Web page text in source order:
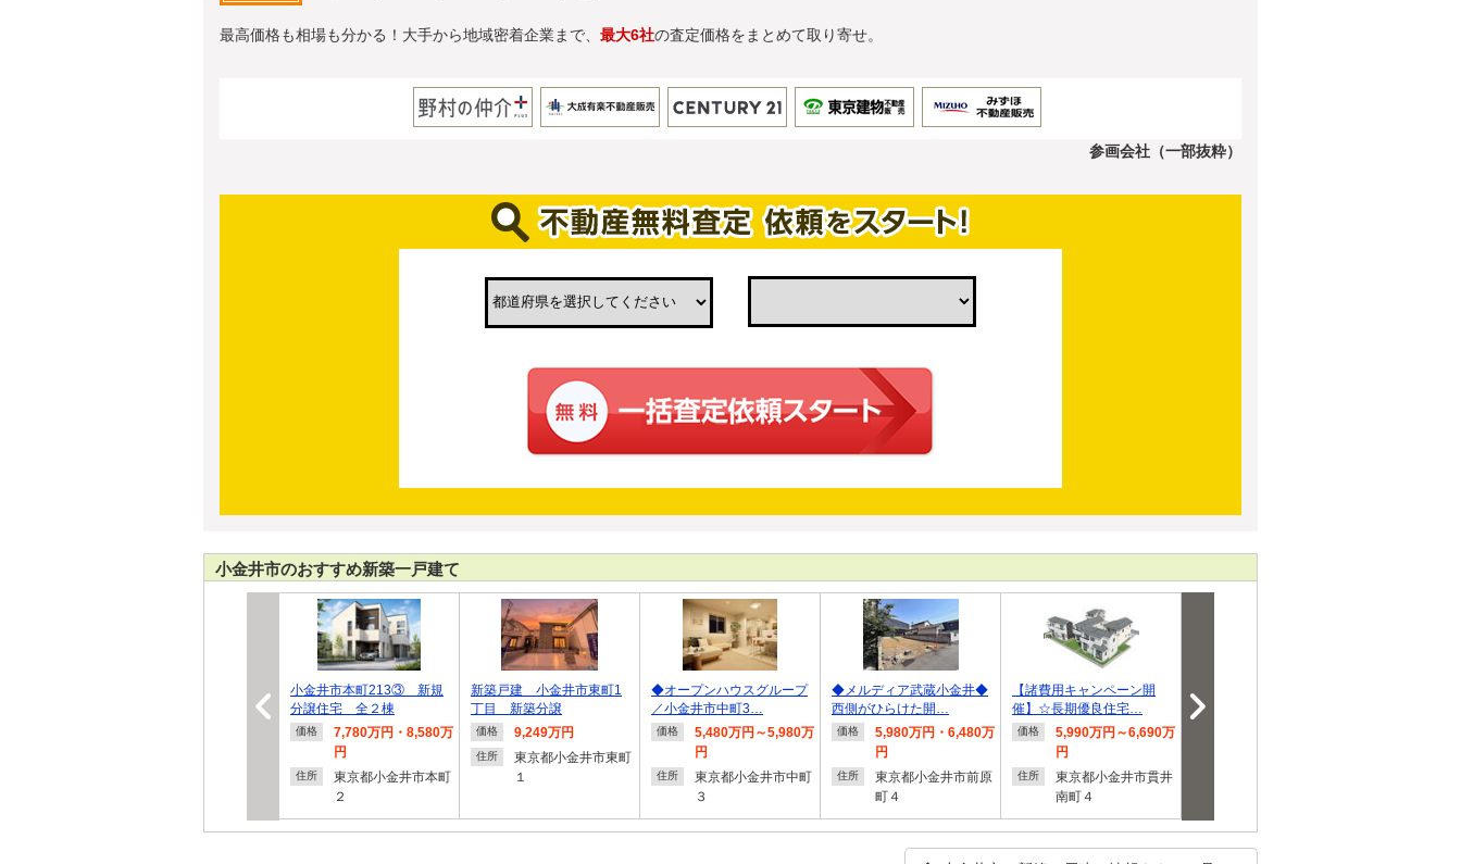
最高価格も相場も分かる！大手から地域密着企業まで、 最大6社の査定価格をまとめて取り寄せ。
参画会社（一部抜粋）
小金井市のおすすめ新築一戸建て
小金井市本町213③ 新規
分譲住宅 全２棟
価格
7,780万円・8,580万
円
住所
東京都小金井市本町
２
新築戸建 小金井市東町1
丁目 新築分譲
価格 9,249万円
住所
東京都小金井市東町
１
◆オープンハウスグループ
／小金井市中町3…
価格
5,480万円～5,980万
円
住所
東京都小金井市中町
３
◆メルディア武蔵小金井◆
西側がひらけた開…
価格
5,980万円・6,480万
円
住所
東京都小金井市前原
町４
【諸費用キャンペーン開
催】☆長期優良住宅…
価格
5,990万円～6,690万
円
住所
東京都小金井市貫井
南町４
催】☆LDK18.75帖☆…